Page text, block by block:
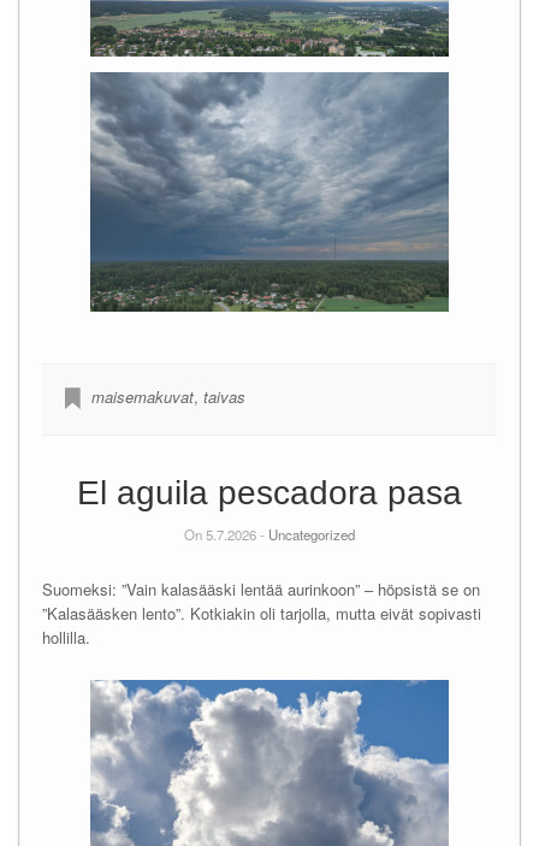
maisemakuvat, taivas
El aguila pescadora pasa
On 5.7.2026 - Uncategorized
Suomeksi: ”Vain kalasääski lentää aurinkoon” – höpsistä se on
”Kalasääsken lento”. Kotkiakin oli tarjolla, mutta eivät sopivasti
hollilla.